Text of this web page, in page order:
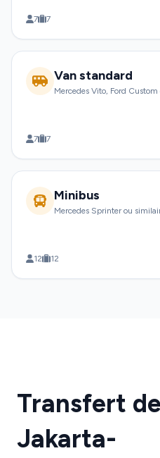
7 7
Van standard
Mercedes Vito, Ford
7 7
Minibus
Mercedes Sprinter ou
12 12
Transfert
Jakarta-